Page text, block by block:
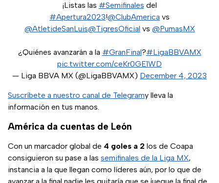
¡Listas las #Semifinales del
#Apertura2023!@ClubAmerica vs
@AtletideSanLuis@TigresOficial vs @PumasMX
¿Quiénes avanzarán a la #GranFinal?#LigaBBVAMX
pic.twitter.com/ceKr0GE1WD
— Liga BBVA MX (@LigaBBVAMX) December 4, 2023
Suscríbete a nuestro canal de Telegramy lleva la
información en tus manos.
América da cuentas de León
Con un marcador global de 4 goles a 2 los de Coapa
consiguieron su pase a las semifinales de la Liga MX,
instancia a la que llegan como líderes aún, por lo que de